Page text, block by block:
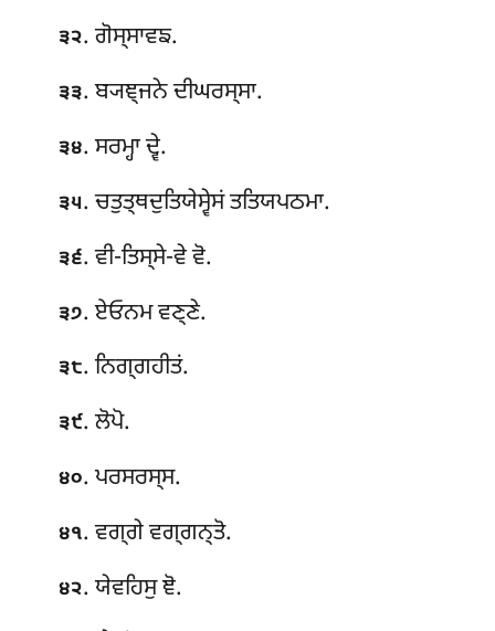
੩੨. ਗੋਸ੍ਸਾਵਙ.
੩੩. ਬ੍ਯਞ੍ਜਨੇ ਦੀਘਰਸ੍ਸਾ.
੩੪. ਸਰਮ੍ਹਾ ਦ੍ਵੇ.
੩੫. ਚਤੁਤ੍ਥਦੁਤਿਯੇਸ੍ਵੇਸਂ ਤਤਿਯਪਠਮਾ.
੩੬. ਵੀ-ਤਿਸ੍ਸੇ-ਵੇਵੋ.
੩੭. ਏਓਨਮ ਵਣ੍ਣੇ.
੩੮. ਨਿਗ੍ਗਹੀਤਂ.
੩੯. ਲੋਪੋ.
੪੦. ਪਰਸਰਸ੍ਸ.
੪੧. ਵਗ੍ਗੇ ਵਗ੍ਗਨ੍ਤੋ.
੪੨. ਯੇਵਹਿਸੁ ਞੋ.